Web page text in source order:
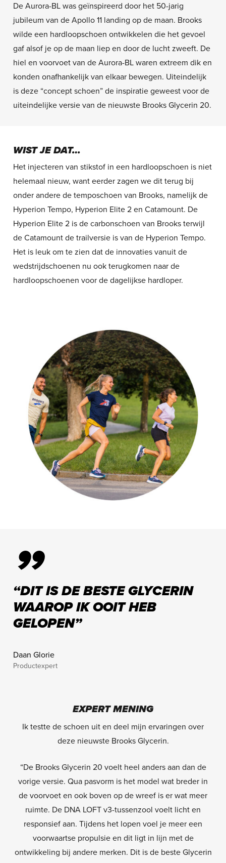
De Aurora-BL was geïnspireerd door het 50-jarig
jubileum van de Apollo 11 landing op de maan. Brooks
wilde een hardloopschoen ontwikkelen die het gevoel
gaf alsof je op de maan liep en door de lucht zweeft. De
hiel en voorvoet van de Aurora-BL waren extreem dik en
konden onafhankelijk van elkaar bewegen. Uiteindelijk
is deze “concept schoen” de inspiratie geweest voor de
uiteindelijke versie van de nieuwste Brooks Glycerin 20.
WIST JE DAT…
Het injecteren van stikstof in een hardloopschoen is niet
helemaal nieuw, want eerder zagen we dit terug bij
onder andere de temposchoen van Brooks, namelijk de
Hyperion Tempo, Hyperion Elite 2 en Catamount. De
Hyperion Elite 2 is de carbonschoen van Brooks terwijl
de Catamount de trailversie is van de Hyperion Tempo.
Het is leuk om te zien dat de innovaties vanuit de
wedstrijdschoenen nu ook terugkomen naar de
hardloopschoenen voor de dagelijkse hardloper.
”
“DIT IS DE BESTE GLYCERIN
WAAROP IK OOIT HEB
GELOPEN”
Daan Glorie
Productexpert
EXPERT MENING
Ik testte de schoen uit en deel mijn ervaringen over
deze nieuwste Brooks Glycerin.
“De Brooks Glycerin 20 voelt heel anders aan dan de
vorige versie. Qua pasvorm is het model wat breder in
de voorvoet en ook boven op de wreef is er wat meer
ruimte. De DNA LOFT v3-tussenzool voelt licht en
responsief aan. Tijdens het lopen voel je meer een
voorwaartse propulsie en dit ligt in lijn met de
ontwikkeling bij andere merken. Dit is de beste Glycerin